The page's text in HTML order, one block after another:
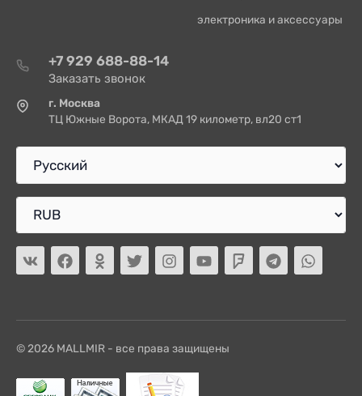
электроника и аксессуары
+7 929 688-88-14
Заказать звонок
г. Москва
ТЦ Южные Ворота, МКАД 19 километр, вл20 ст1
© 2026 MALLMIR - все права защищены